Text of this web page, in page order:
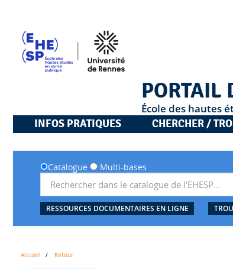
PORTAIL
École des hautes
INFOS PRATIQUES
CHERCHER /
Catalogue Multi-bases
RESSOURCES DOCUMENTAIRES EN LIGNE
Accueil Retour